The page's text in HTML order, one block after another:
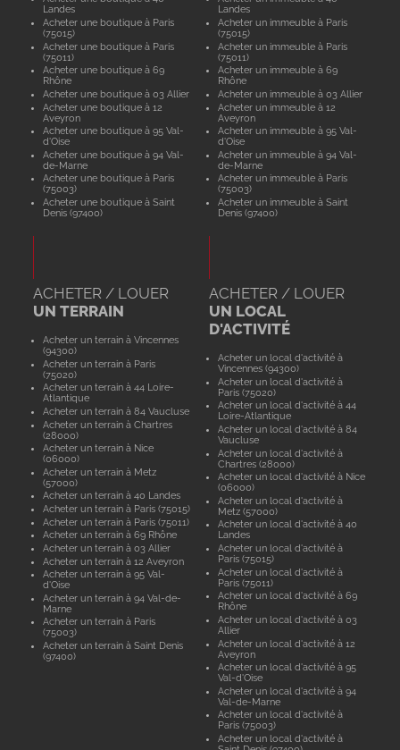
Landes
Acheter une boutique à Paris
(75015)
Acheter une boutique à Paris
(75011)
Acheter une boutique à 69
Rhône
Acheter une boutique à 03 Allier
Acheter une boutique à 12
Aveyron
Acheter une boutique à 95 Val-
d'Oise
Acheter une boutique à 94 Val-
de-Marne
Acheter une boutique à Paris
(75003)
Acheter une boutique à Saint
Denis (97400)
Landes
Acheter un immeuble à Paris
(75015)
Acheter un immeuble à Paris
(75011)
Acheter un immeuble à 69
Rhône
Acheter un immeuble à 03 Allier
Acheter un immeuble à 12
Aveyron
Acheter un immeuble à 95 Val-
d'Oise
Acheter un immeuble à 94 Val-
de-Marne
Acheter un immeuble à Paris
(75003)
Acheter un immeuble à Saint
Denis (97400)
ACHETER / LOUER
UN TERRAIN
Acheter un terrain à Vincennes
(94300)
Acheter un terrain à Paris
(75020)
Acheter un terrain à 44 Loire-
Atlantique
Acheter un terrain à 84 Vaucluse
Acheter un terrain à Chartres
(28000)
Acheter un terrain à Nice
(06000)
Acheter un terrain à Metz
(57000)
Acheter un terrain à 40 Landes
Acheter un terrain à Paris (75015)
Acheter un terrain à Paris (75011)
Acheter un terrain à 69 Rhône
Acheter un terrain à 03 Allier
Acheter un terrain à 12 Aveyron
Acheter un terrain à 95 Val-
d'Oise
Acheter un terrain à 94 Val-de-
Marne
Acheter un terrain à Paris
(75003)
Acheter un terrain à Saint Denis
(97400)
ACHETER / LOUER
UN LOCAL
D'ACTIVITÉ
Acheter un local d'activité à
Vincennes (94300)
Acheter un local d'activité à
Paris (75020)
Acheter un local d'activité à 44
Loire-Atlantique
Acheter un local d'activité à 84
Vaucluse
Acheter un local d'activité à
Chartres (28000)
Acheter un local d'activité à Nice
(06000)
Acheter un local d'activité à
Metz (57000)
Acheter un local d'activité à 40
Landes
Acheter un local d'activité à
Paris (75015)
Acheter un local d'activité à
Paris (75011)
Acheter un local d'activité à 69
Rhône
Acheter un local d'activité à 03
Allier
Acheter un local d'activité à 12
Aveyron
Acheter un local d'activité à 95
Val-d'Oise
Acheter un local d'activité à 94
Val-de-Marne
Acheter un local d'activité à
Paris (75003)
Acheter un local d'activité à